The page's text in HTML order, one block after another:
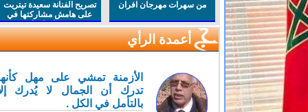
من سهرات مهرجان افران
تصريح الفنانة سعيدة تيتريت
على هامش مشاركتها في
مهرجان افران
أعمدة الرأي
الأزمنة تمشي على مهل كأنها
تدرك أن الجمال لا يُدرك إلا
بالتأمل في الكل .